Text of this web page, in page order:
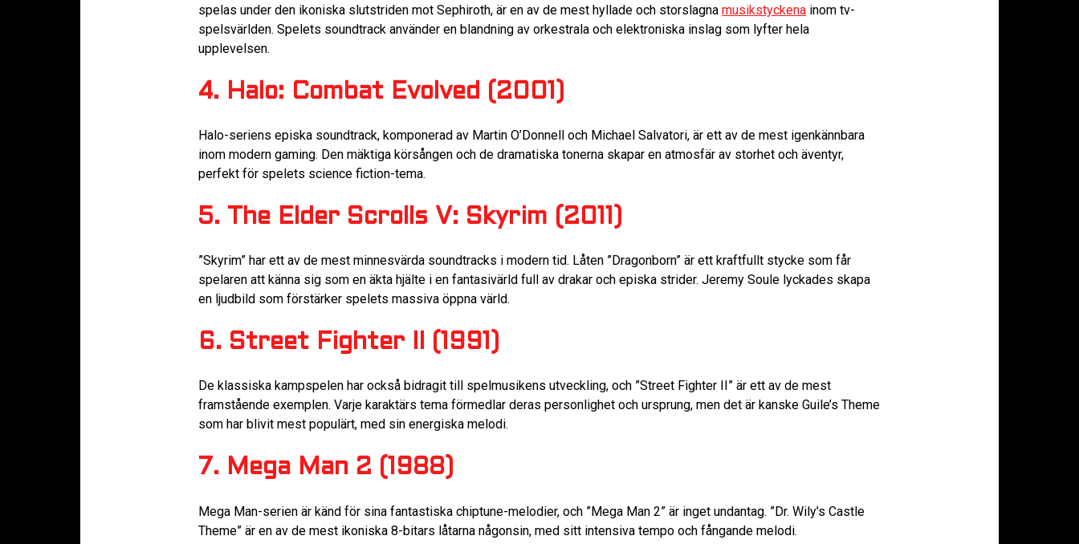
spelas under den ikoniska slutstriden mot Sephiroth, är en av de mest hyllade och storslagna musikstyckena inom tv-
spelsvärlden. Spelets soundtrack använder en blandning av orkestrala och elektroniska inslag som lyfter hela
upplevelsen.
4. Halo: Combat Evolved (2001)
Halo-seriens episka soundtrack, komponerad av Martin O’Donnell och Michael Salvatori, är ett av de mest igenkännbara
inom modern gaming. Den mäktiga körsången och de dramatiska tonerna skapar en atmosfär av storhet och äventyr,
perfekt för spelets science fiction-tema.
5. The Elder Scrolls V: Skyrim (2011)
”Skyrim” har ett av de mest minnesvärda soundtracks i modern tid. Låten ”Dragonborn” är ett kraftfullt stycke som får
spelaren att känna sig som en äkta hjälte i en fantasivärld full av drakar och episka strider. Jeremy Soule lyckades skapa
en ljudbild som förstärker spelets massiva öppna värld.
6. Street Fighter II (1991)
De klassiska kampspelen har också bidragit till spelmusikens utveckling, och ”Street Fighter II” är ett av de mest
framstående exemplen. Varje karaktärs tema förmedlar deras personlighet och ursprung, men det är kanske Guile’s Theme
som har blivit mest populärt, med sin energiska melodi.
7. Mega Man 2 (1988)
Mega Man-serien är känd för sina fantastiska chiptune-melodier, och ”Mega Man 2” är inget undantag. ”Dr. Wily’s Castle
Theme” är en av de mest ikoniska 8-bitars låtarna någonsin, med sitt intensiva tempo och fångande melodi.